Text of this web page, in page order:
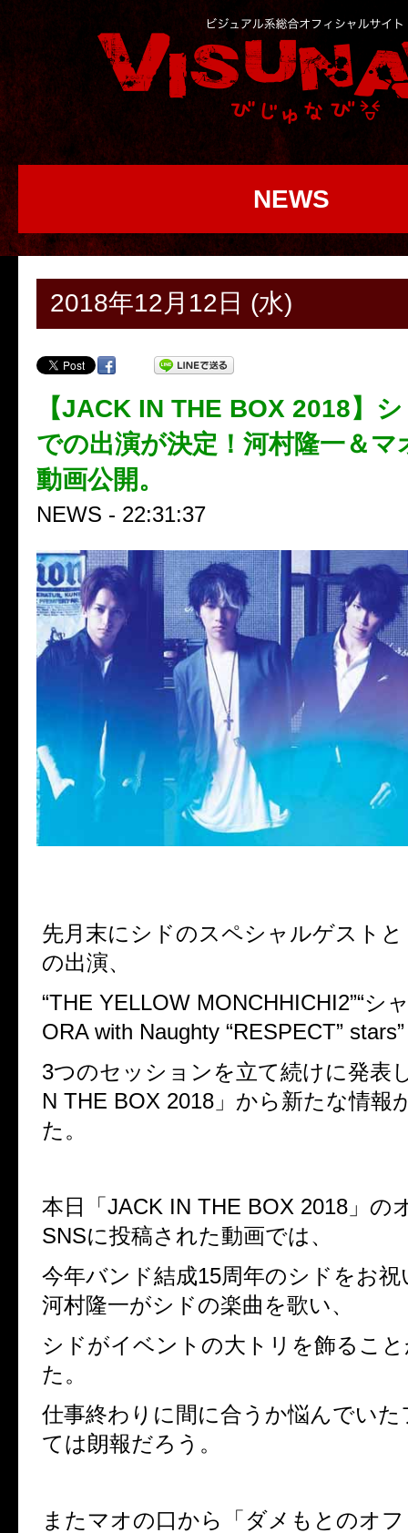
NEWS
2018年12月12日 (水)
【JACK IN THE BOX 2018】
での出演が決定！河村隆一＆マ
動画公開。
NEWS - 22:31:37
先月末にシドのスペシャルゲスト
の出演、
“THE YELLOW MONCHHICHI2”“シ
ORA with Naughty “RESPECT” stars
3つのセッションを立て続けに発表
N THE BOX 2018 」から新たな情報
た。
本日「JACK IN THE BOX 2018 」の
SNSに投稿された動画では、
今年バンド結成15周年のシドをお
河村隆一がシドの楽曲を歌い、
シドがイベントの大トリを飾るこ
た。
仕事終わりに間に合うか悩んでい
ては朗報だろう。
またマオの口から「ダメもとのオ